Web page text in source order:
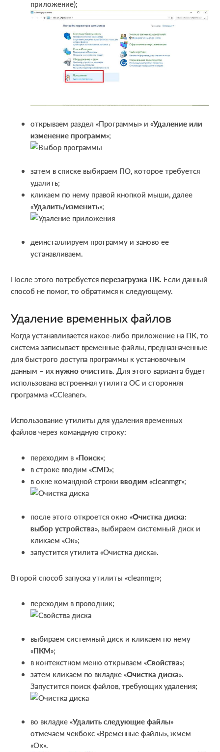
приложение);
открываем раздел «Программы» и «Удаление или
изменение программ»;
затем в списке выбираем ПО, которое требуется
удалить;
кликаем по нему правой кнопкой мыши, далее
«Удалить/изменить»;
деинсталлируем программу и заново ее
устанавливаем.
После этого потребуетсяперезагрузка ПК. Если данный
способ не помог, то обратимся к следующему.
Удаление временных файлов
Когда устанавливается какое-либо приложение на ПК, то
система записывает временные файлы, предназначенные
для быстрого доступа программы к установочным
данным – ихнужно очистить. Для этого варианта будет
использована встроенная утилита ОС и сторонняя
программа «CCleaner».
Использование утилиты для удаления временных
файлов через командную строку:
переходим в «Поиск»;
в строке вводим «CMD»;
в окне командной строкивводим «cleanmgr»;
после этого откроется окно «Очистка диска:
выбор устройства», выбираем системный диск и
кликаем «Ок»;
запустится утилита «Очистка диска».
Второй способ запуска утилиты «cleanmgr»;
переходим в проводник;
выбираем системный диск и кликаем по нему
«ПКМ»;
в контекстном меню открываем «Свойства»;
затем кликаем по вкладке «Очистка диска».
Запустится поиск файлов, требующих удаления;
во вкладке «Удалить следующие файлы»
отмечаем чекбокс «Временные файлы», жмем
«Ок».